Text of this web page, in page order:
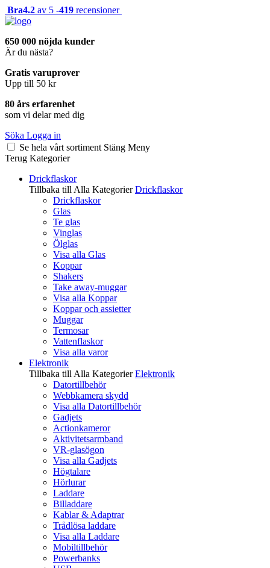
Bra4.2 av 5 -419 recensioner
650 000 nöjda kunder
Är du nästa?
Gratis varuprover
Upp till 50 kr
80 års erfarenhet
som vi delar med dig
Söka Logga in
Se hela vårt sortiment Stäng Meny
Terug Kategorier
Drickflaskor
Tillbaka till Alla Kategorier Drickflaskor
Drickflaskor
Glas
Te glas
Vinglas
Ölglas
Visa alla Glas
Koppar
Shakers
Take away-muggar
Visa alla Koppar
Koppar och assietter
Muggar
Termosar
Vattenflaskor
Visa alla varor
Elektronik
Tillbaka till Alla Kategorier Elektronik
Datortillbehör
Webbkamera skydd
Visa alla Datortillbehör
Gadjets
Actionkameror
Aktivitetsarmband
VR-glasögon
Visa alla Gadjets
Högtalare
Hörlurar
Laddare
Billaddare
Kablar & Adaptrar
Trådlösa laddare
Visa alla Laddare
Mobiltillbehör
Powerbanks